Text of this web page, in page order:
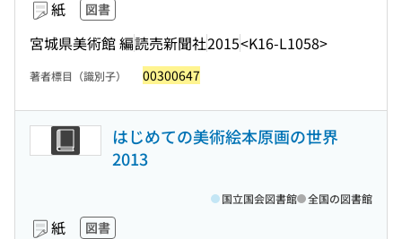
紙 図書
宮城県美術館 編読売新聞社2015<K16-L1058>
著者標目（識別子） 00300647
はじめての美術絵本原画の世界
2013
紙 図書
国立国会図書館 全国の図書館